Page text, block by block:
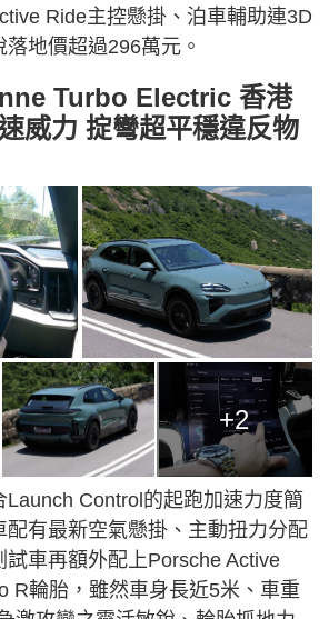
Ride主控懸掛、泊車輔助連3D
地價超過296萬元。
Turbo Electric 香港
威力 掟彎超平穩違反物
+2
Control的起跑加速力度簡
配有最新空氣懸掛、主動扭力分配
試車再額外配上Porsche Active
R輪胎，雖然車身長近5米、車重